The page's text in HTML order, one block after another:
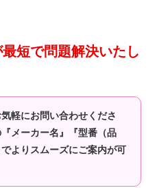
短で問題解決いたし
軽にお問い合わせくださ
メーカー名』『型番（品
よりスムーズにご案内が可